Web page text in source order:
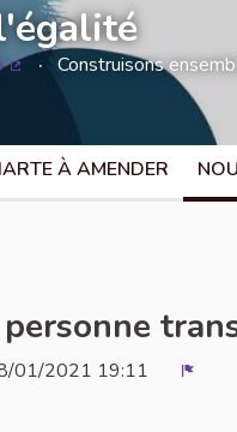
Construisons
À AMENDER
01/2021 19:11